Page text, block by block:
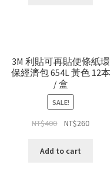
3M 利貼可再貼便條紙環
保經濟包 654L 黃色 12本
/ 盒
SALE!
NT$400 NT$260
Add to cart